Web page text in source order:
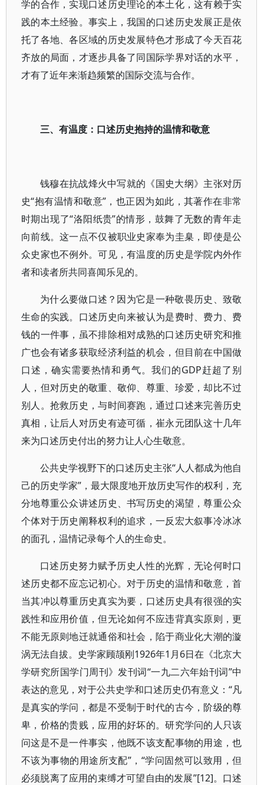
学的合作，实现口述历史理论的本土化，这有赖于实
践的本土经验。事实上，我国的口述历史发展正是依
托了各地、各区域的历史发展特色才形成了今天百花
齐放的局面，才逐步具备了同国际学界对话的水平，
才有了近年来渐趋频繁的国际交流与合作。
三、有温度：口述历史抱持的温情和敬意
钱穆在抗战烽火中写就的《国史大纲》主张对历
史“抱有温情和敬意”，也正因为如此，其著作在非常
时期出现了“洛阳纸贵”的情形，鼓舞了无数的青年走
向前线。这一点不仅被职业史家奉为圭臬，即使是公
众史家也不例外。可见，有温度的历史是学院内外作
者和读者所共同喜闻乐见的。
为什么要做口述？因为它是一种敬畏历史、致敬
生命的实践。口述历史向来被认为是费时、费力、费
钱的一件事，虽不排除相对成熟的口述历史研究和推
广也会有诸多获取经济利益的机会，但目前在中国做
口述，确实需要热情和勇气。我们的GDP赶超了别
人，但对历史的敬重、敬仰、尊重、珍爱，却比不过
别人。抢救历史，与时间赛跑，通过口述来完善历史
真相，让后人对历史有迹可循，崔永元团队这十几年
来为口述历史付出的努力让人心生敬意。
公共史学视野下的口述历史主张“人人都成为他自
己的历史学家”，最大限度地开放历史写作的权利，充
分地尊重公众讲述历史、书写历史的渴望，尊重公众
个体对于历史阐释权利的追求，一反宏大叙事冷冰冰
的面孔，温情记录每个人的生命史。
口述历史努力赋予历史人性的光辉，无论何时口
述历史都不应忘记初心。对于历史的温情和敬意，首
当其冲以尊重历史真实为要，口述历史具有很强的实
践性和应用价值，但无论如何不应违背真实原则，更
不能无原则地迁就通俗和社会，陷于商业化大潮的漩
涡无法自拔。史学家顾颉刚1926年1月6日在《北京大
学研究所国学门周刊》发刊词“一九二六年始刊词”中
表达的意见，对于公共史学和口述历史仍有意义：“凡
是真实的学问，都是不受制于时代的古今，阶级的尊
卑，价格的贵贱，应用的好坏的。研究学问的人只该
问这是不是一件事实，他既不该支配事物的用途，也
不该为事物的用途所支配”，“学问固然可以致用，但
必须脱离了应用的束缚才可望自由的发展”[12]。口述